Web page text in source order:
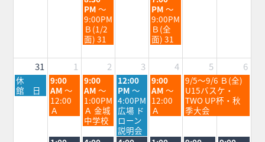
曜
日,
8
月
26th
2026
PM ～
9:00PM
Ｂ(1/2
面) 31
曜
日,
8
月
28th
2026
PM ～
9:00PM
Ｂ(全
面) 31
31 1 2 3 4 5 6
月
曜
日,
休
館 日
火
曜
日,
9
月
2026
9:00
AM ～
12:00
Ａ
水
曜
日,
9
月
2nd
2026
9:00
AM ～
1:00PM
Ａ 金城
中学校
木
曜
日,
9
月
3rd
2026
12:00
PM ～
4:00PM
広場 ド
ローン
説明会
金
曜
日,
9
月
2026
9:00
AM ～
12:00
Ａ
土
曜
日,
9
月
2026
9/5～9/6 Ｂ(全)
U15バスケ・
TWO UP杯・秋
季大会